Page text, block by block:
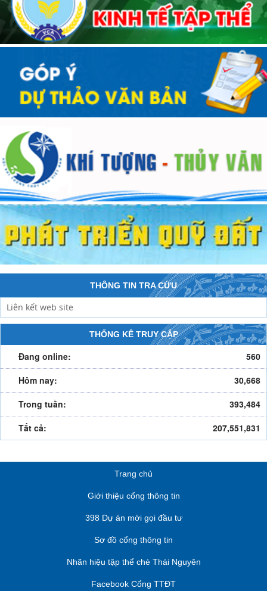
THÔNG TIN TRA CỨU
THỐNG KÊ TRUY CẬP
Đang online:
560
Hôm nay:
30,668
Trong tuần:
393,484
Tất cả:
207,551,831
Trang chủ
Giới thiệu cổng thông tin
398 Dự án mời gọi đầu tư
Sơ đồ cổng thông tin
Nhãn hiệu tập thể chè Thái Nguyên
Facebook Cổng TTĐT